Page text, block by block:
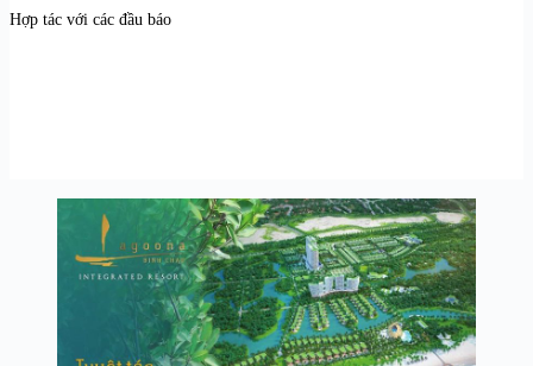
Hợp tác với các đầu báo